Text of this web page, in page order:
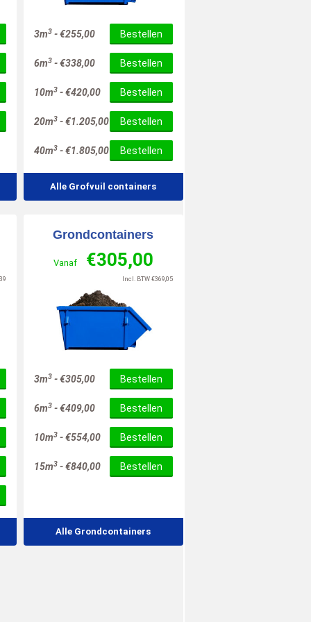
3m3-€255,00 Bestellen
6m3-€338,00 Bestellen
10m3-€420,00 Bestellen
20m3-€1.205,00 Bestellen
40m3-€1.805,00 Bestellen
Alle Grofvuil containers
Grondcontainers
Vanaf €305,00
Incl. BTW €369,05
3m3-€305,00 Bestellen
6m3-€409,00 Bestellen
10m3-€554,00 Bestellen
15m3-€840,00 Bestellen
Alle Grondcontainers